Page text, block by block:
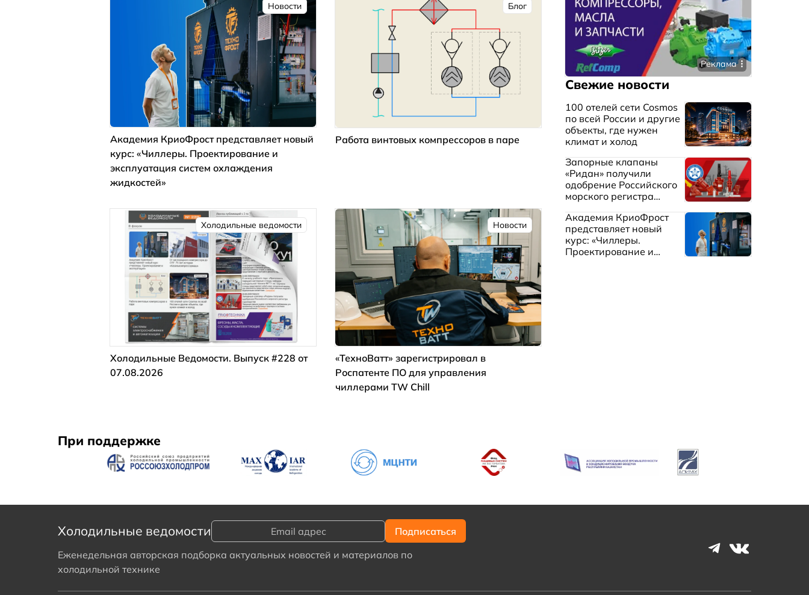
Новости
Академия КриоФрост представляет новый
курс: «Чиллеры. Проектирование и
эксплуатация систем охлаждения
жидкостей»
Блог
Работа винтовых компрессоров в паре
Холодильные ведомости
Холодильные Ведомости. Выпуск #228 от
07.08.2026
Новости
«ТехноВатт» зарегистрировал в
Роспатенте ПО для управления
чиллерами TW Chill
Реклама
Свежие новости
100 отелей сети Cosmos
по всей России и другие
объекты, где нужен
климат и холод
Запорные клапаны
«Ридан» получили
одобрение Российского
морского регистра
Академия КриоФрост
представляет новый
курс: «Чиллеры.
Проектирование и
При поддержке
Холодильные ведомости
Еженедельная авторская подборка актуальных новостей и материалов по
холодильной технике